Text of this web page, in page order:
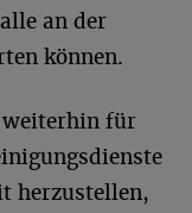
an der
können.
weiterhin für
herzustellen,